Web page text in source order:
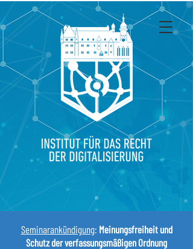
Seminarankündigung: Meinungsfreiheit und
Schutz der verfassungsmäßigen Ordnung